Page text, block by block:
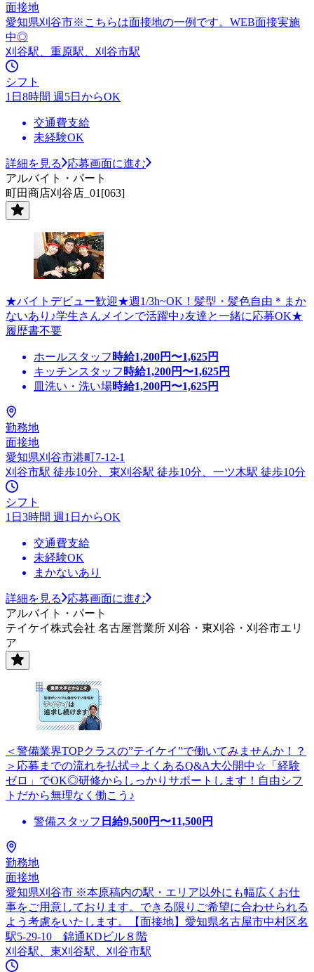
面接地
愛知県刈谷市※こちらは面接地の一例です。WEB面接実施
中◎
刈谷駅、重原駅、刈谷市駅
シフト
1日8時間 週5日からOK
交通費支給
未経験OK
詳細を見る
応募画面に進む
アルバイト・パート
町田商店刈谷店_01[063]
★バイトデビュー歓迎★週1/3h~OK！髪型・髪色自由＊まか
ないあり♪学生さんメインで活躍中♪友達と一緒に応募OK★
履歴書不要
ホールスタッフ 時給1,200円〜1,625円
キッチンスタッフ 時給1,200円〜1,625円
皿洗い・洗い場時給1,200円〜1,625円
勤務地
面接地
愛知県刈谷市港町7-12-1
刈谷市駅 徒歩10分、東刈谷駅 徒歩10分、一ツ木駅 徒歩10分
シフト
1日3時間 週1日からOK
交通費支給
未経験OK
まかないあり
詳細を見る
応募画面に進む
アルバイト・パート
テイケイ株式会社 名古屋営業所 刈谷・東刈谷・刈谷市エリ
ア
＜警備業界TOPクラスの”テイケイ”で働いてみませんか！？
＞応募までの流れを払拭⇒よくあるQ&A大公開中☆「経験
ゼロ」でOK◎研修からしっかりサポートします！自由シフ
トだから無理なく働こう♪
警備スタッフ 日給9,500円〜11,500円
勤務地
面接地
愛知県刈谷市 ※本原稿内の駅・エリア以外にも幅広くお仕
事をご用意しております。できる限りご希望に合わせられる
よう考慮をいたします。【面接地】愛知県名古屋市中村区名
駅5-29-10 錦通KDビル８階
刈谷駅、東刈谷駅、刈谷市駅